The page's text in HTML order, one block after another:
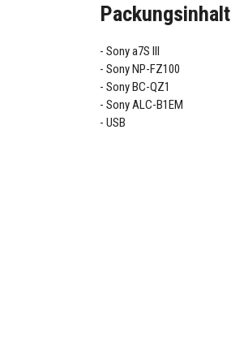
Packungsinhalt
Sony a7S III
Sony NP-FZ100
Sony BC-QZ1
Sony ALC-B1EM
USB